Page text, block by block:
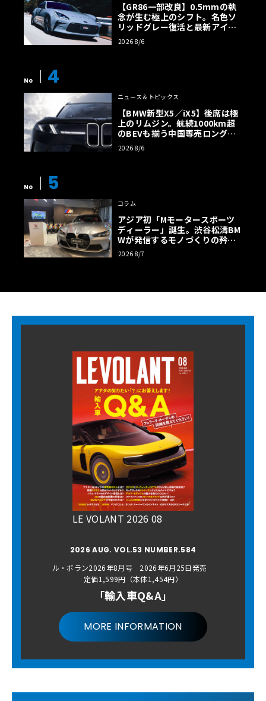
【GR86一部改良】0.5mmの執
念が生む極上のシフト。名色ソ
リッドグレー復活と最新アイサ
イトでFRの極みへ
2026 8/6
No 4
ニュース＆トピックス
【BMW新型X5／iX5】後席は極
上のリムジン。航続1000km超
のBEVも揃う中国専売ロング仕
様の全貌
2026 8/6
No 5
コラム
アジア初「Mモータースポーツ
ディーラー」誕生。渋谷松濤BM
Wが発信するモノづくりの矜持
【木下隆之コラム】
2026 8/7
LE VOLANT 2026 08
2026 AUG. VOL.53 NUMBER.584
ル・ボラン2026年8月号 2026年6月25日発売
定価1,599円（本体1,454円）
「輸入車Q&A」
MORE INFORMATION